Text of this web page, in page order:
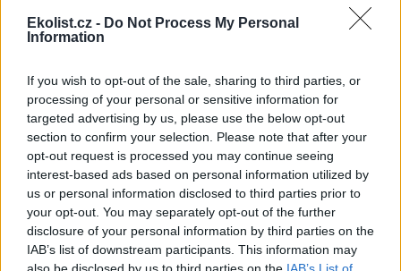
Ekolist.cz - Do Not Process My Personal
Information
If you wish to opt-out of the sale, sharing to third parties, or
processing of your personal or sensitive information for
targeted advertising by us, please use the below opt-out
section to confirm your selection. Please note that after your
opt-out request is processed you may continue seeing
interest-based ads based on personal information utilized by
us or personal information disclosed to third parties prior to
your opt-out. You may separately opt-out of the further
disclosure of your personal information by third parties on the
IAB’s list of downstream participants. This information may
also be disclosed by us to third parties on the IAB’s List of
před časem ČIA řekl, že na nedávné mezinárodní
konferenci o Labi v Drážďanech podpořili představitelé
německého spolkového ministerstva dopravy
mezi Ústím nad Labem a hranicí s Německem.
reklama